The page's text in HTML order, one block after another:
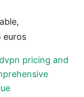
euros
pricing and